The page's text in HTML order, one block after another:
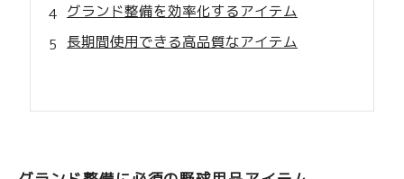
グランド整備を効率化するアイテム
長期間使用できる高品質なアイテム